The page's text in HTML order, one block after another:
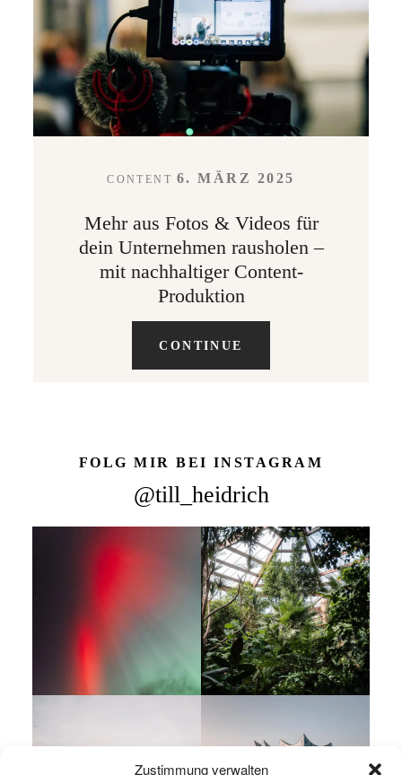
Zustimmung verwalten
LEISTUNGEN
KONTAKT
ABOUT
CONTENT 6. MÄRZ 2025
Mehr aus Fotos & Videos für
dein Unternehmen rausholen –
mit nachhaltiger Content-
Produktion
CONTINUE
FOLG MIR BEI INSTAGRAM
@till_heidrich